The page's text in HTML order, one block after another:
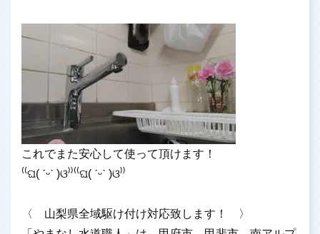
これでまた安心して使って頂けます！
⁽⁽ଘ( ˊᵕˋ )ଓ⁾⁾⁽⁽ଘ( ˊᵕˋ )ଓ⁾⁾
〈 山梨県全域駆け付け対応致します！ 〉